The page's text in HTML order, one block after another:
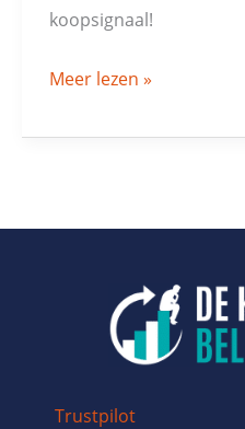
koopsignaal!
Meer lezen »
Trustpilot